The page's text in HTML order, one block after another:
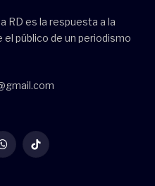
RD es la respuesta a la
público de un periodismo
WhatsAppTikTok